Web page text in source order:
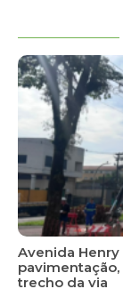
Avenida
trecho da via